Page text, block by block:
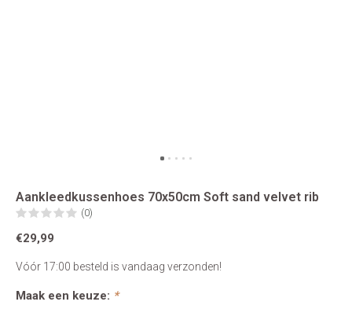
Aankleedkussenhoes 70x50cm Soft sand velvet rib
(0)
€29,99
Vóór 17:00 besteld is vandaag verzonden!
Maak een keuze: *